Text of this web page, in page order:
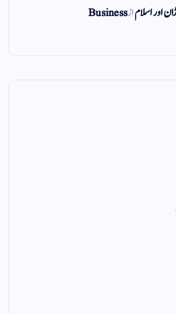
اور اسلامازBusiness